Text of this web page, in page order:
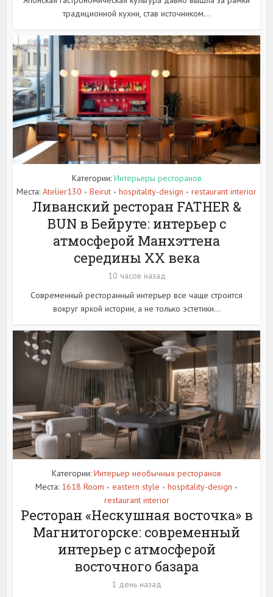
традиционной кухни, став источником...
Категории: Интерьеры ресторанов
Места: Atelier130 • Beirut • hospitality-design • restaurant interior
Ливанский ресторан FATHER &
BUN в Бейруте: интерьер с
атмосферой Манхэттена
середины XX века
10 часов назад
Современный ресторанный интерьер все чаще строится
вокруг яркой истории, а не только эстетики...
Категории: Интерьер необычных ресторанов
Места: 1618 Room • eastern style • hospitality-design •
restaurant interior
Ресторан «Нескушная восточка» в
Магнитогорске: современный
интерьер с атмосферой
восточного базара
1 день назад